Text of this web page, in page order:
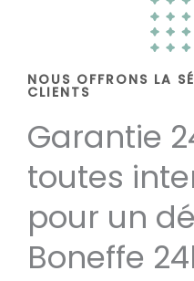
NOUS OFFRONS LA
CLIENTS
Garantie
toutes
pour un
Boneffe